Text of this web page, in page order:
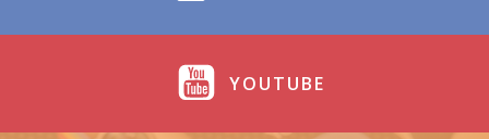
YOUTUBE